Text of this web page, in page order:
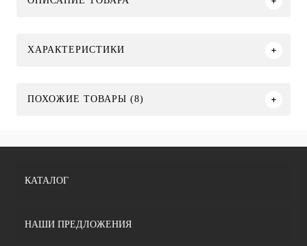
ХАРАКТЕРИСТИКИ
ПОХОЖИЕ ТОВАРЫ (8)
КАТАЛОГ
НАШИ ПРЕДЛОЖЕНИЯ